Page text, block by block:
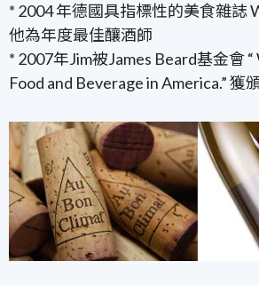
* 2004 年德國具指標性的美食雜誌
他為年度最佳釀酒師
* 2007年Jim被James Beard基金會 “
Food and Beverage in America.” 獲